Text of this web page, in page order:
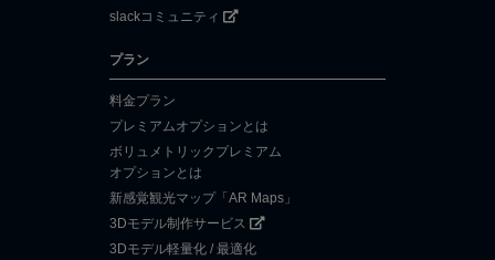
slackコミュニティ
プラン
料金プラン
プレミアムオプションとは
ボリュメトリックプレミアム
オプションとは
新感覚観光マップ「AR Maps」
3Dモデル制作サービス
3Dモデル軽量化 / 最適化